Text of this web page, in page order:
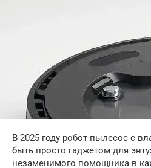
В 2025 году робот-пылесос с
быть просто гаджетом для
незаменимого помощника в